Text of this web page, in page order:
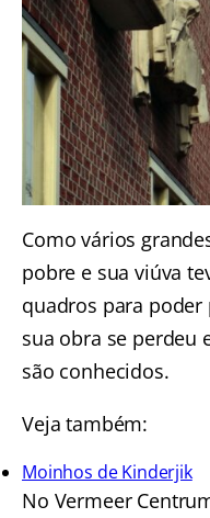
Como vários
pobre e sua viúva
quadros para
sua obra se perdeu
são conhecidos.
Veja também:
Moinhos de Kinderjik
No Vermeer